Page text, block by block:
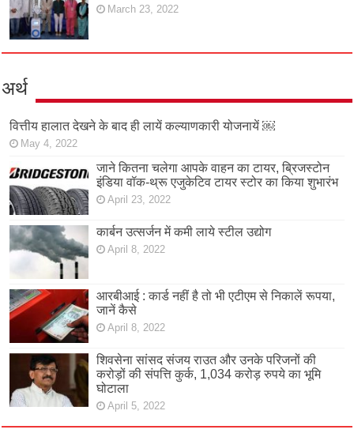
March 23, 2022
अर्थ
वित्तीय हालात देखने के बाद ही लायें कल्याणकारी योजनायें ￼
May 4, 2022
जाने कितना चलेगा आपके वाहन का टायर, ब्रिजस्टोन
इंडिया वॉक-थ्रू एजुकेटिव टायर स्टोर का किया शुभारंभ
April 23, 2022
कार्बन उत्सर्जन में कमी लाये स्टील उद्योग
April 8, 2022
आरबीआई : कार्ड नहीं है तो भी एटीएम से निकालें रूपया,
जानें कैसे
April 8, 2022
शिवसेना सांसद संजय राउत और उनके परिजनों की
करोड़ों की संपत्ति कुर्क, 1,034 करोड़ रुपये का भूमि
घोटाला
April 5, 2022